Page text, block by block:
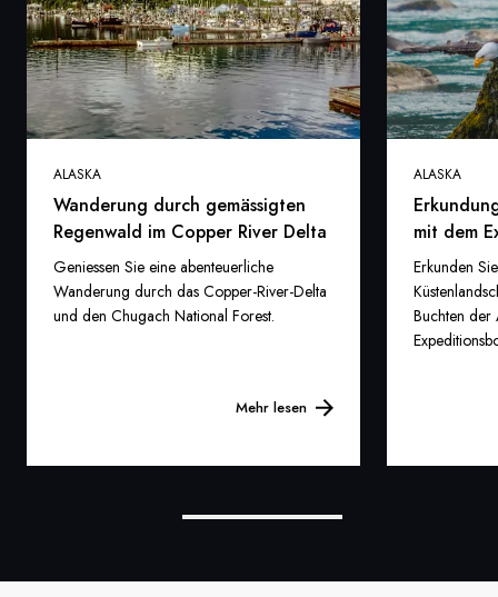
ALASKA
Wanderung durch gemässigten
Regenwald im Copper River Delta
Geniessen Sie eine abenteuerliche
Wanderung durch das Copper-River-Delta
und den Chugach National Forest.
Mehr lesen
ALASKA
mit dem
Erkunden
Buchten der